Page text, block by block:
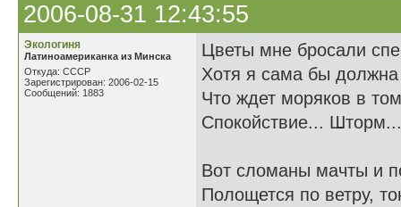
2006-08-31 12:43:55
Экологиня
Латиноамериканка из Минска
Откуда: СССР
Зарегистрирован: 2006-02-15
Сообщений: 1883
Цветы мне бросали
Хотя я сама бы должна
Что ждет моряков в
Спокойствие...
Вот сломаны мачты и
Полощется по ветру,